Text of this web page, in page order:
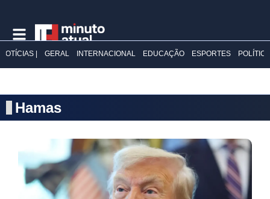
| GERAL INTERNACIONAL EDUCAÇÃO ESPORTES POLÍTICA
Hamas